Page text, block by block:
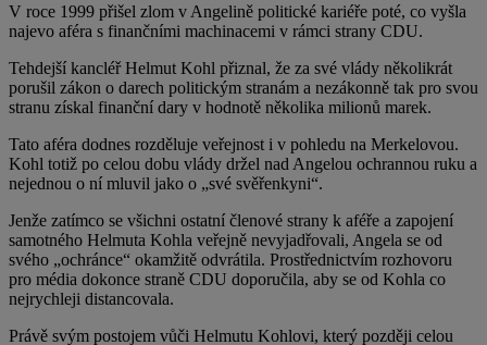
V roce 1999 přišel zlom v Angelině politické kariéře poté, co vyšla
najevo aféra s finančními machinacemi v rámci strany CDU.
Tehdejší kancléř Helmut Kohl přiznal, že za své vlády několikrát
porušil zákon o darech politickým stranám a nezákonně tak pro svou
stranu získal finanční dary v hodnotě několika milionů marek.
Tato aféra dodnes rozděluje veřejnost i v pohledu na Merkelovou.
Kohl totiž po celou dobu vlády držel nad Angelou ochrannou ruku a
nejednou o ní mluvil jako o „své svěřenkyni“.
Jenže zatímco se všichni ostatní členové strany k aféře a zapojení
samotného Helmuta Kohla veřejně nevyjadřovali, Angela se od
svého „ochránce“ okamžitě odvrátila. Prostřednictvím rozhovoru
pro média dokonce straně CDU doporučila, aby se od Kohla co
nejrychleji distancovala.
Právě svým postojem vůči Helmutu Kohlovi, který později celou